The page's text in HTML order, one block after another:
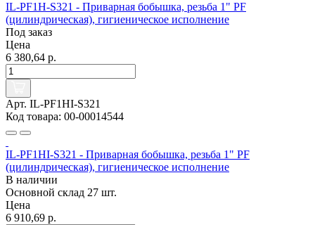
IL-PF1H-S321 - Приварная бобышка, резьба 1" PF
(цилиндрическая), гигиеническое исполнение
Под заказ
Цена
6 380,64 р.
Арт. IL-PF1HI-S321
Код товара: 00-00014544
IL-PF1HI-S321 - Приварная бобышка, резьба 1" PF
(цилиндрическая), гигиеническое исполнение
В наличии
Основной склад 27 шт.
Цена
6 910,69 р.